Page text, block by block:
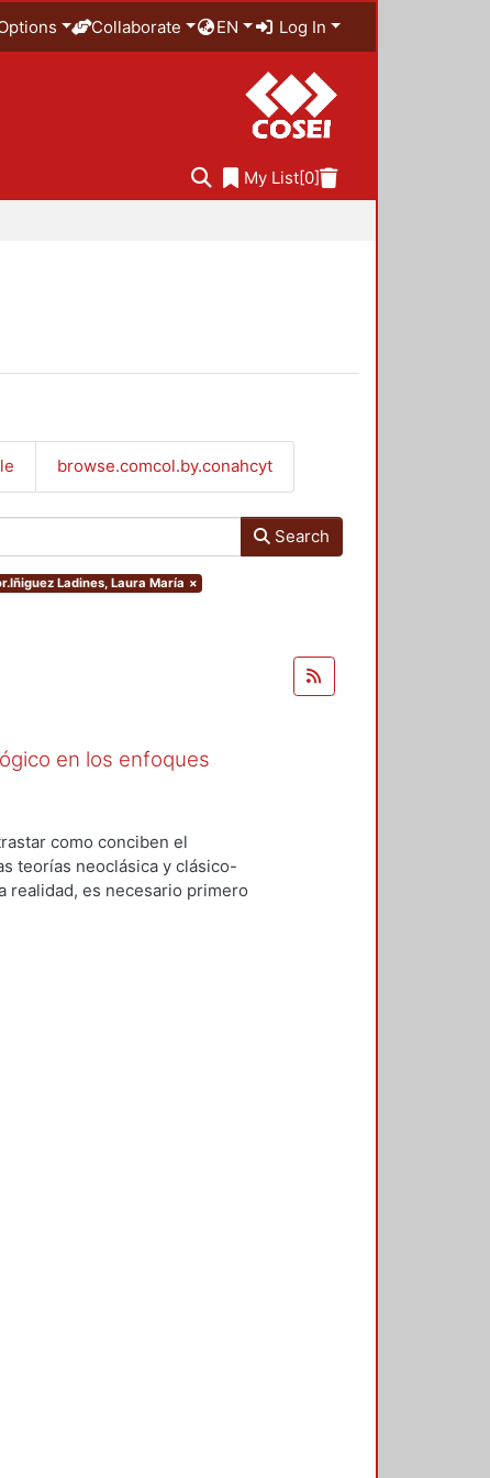
Collaborate EN Log In
My List[0]
browse.comcol.by.conahcyt
Search
Ladines, Laura María ×
en los enfoques
como conciben el
teorías neoclásica y clásico-
realidad, es necesario primero